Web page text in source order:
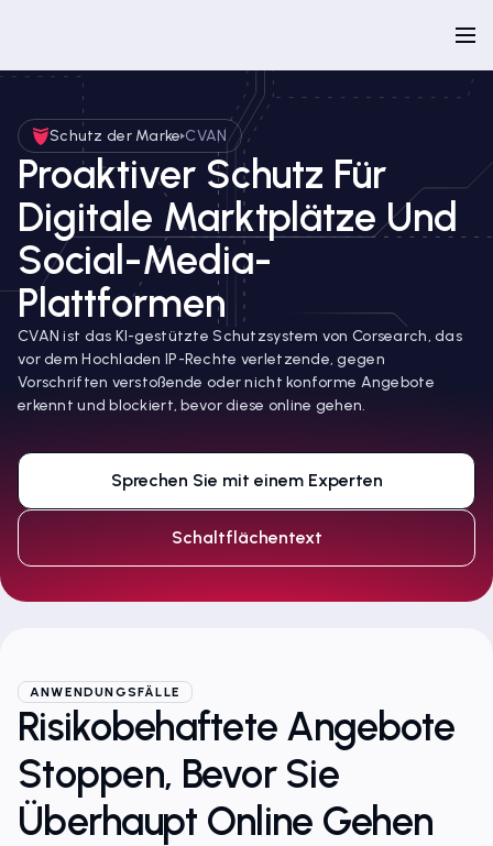
Schutz der Marke CVAN
Proaktiver Schutz Für
Digitale Marktplätze Und
Social-Media-
Plattformen
CVAN ist das KI-gestützte Schutzsystem von Corsearch, das
vor dem Hochladen IP-Rechte verletzende, gegen
Vorschriften verstoßende oder nicht konforme Angebote
erkennt und blockiert, bevor diese online gehen.
Sprechen Sie mit einem Experten
Schaltflächentext
ANWENDUNGSFÄLLE
Risikobehaftete Angebote
Stoppen, Bevor Sie
Überhaupt Online Gehen